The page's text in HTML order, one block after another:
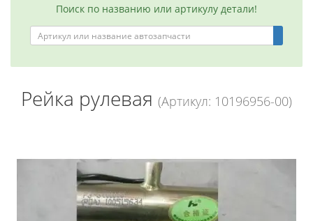
Поиск по названию или артикулу детали!
Рейка рулевая (Артикул: 10196956-00)